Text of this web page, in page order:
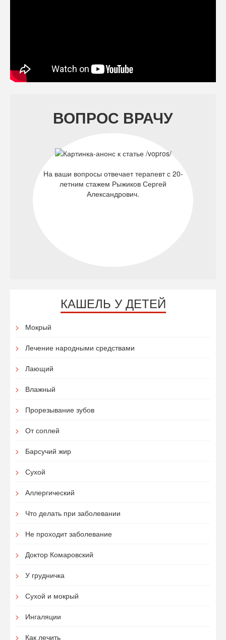
ВОПРОС ВРАЧУ
На ваши вопросы отвечает терапевт с 20-
летним стажем Рыжиков Сергей
Александрович.
КАШЕЛЬ У ДЕТЕЙ
Мокрый
Лечение народными средствами
Лающий
Влажный
Прорезывание зубов
От соплей
Барсучий жир
Сухой
Аллергический
Что делать при заболевании
Не проходит заболевание
Доктор Комаровский
У грудничка
Сухой и мокрый
Ингаляции
Как лечить